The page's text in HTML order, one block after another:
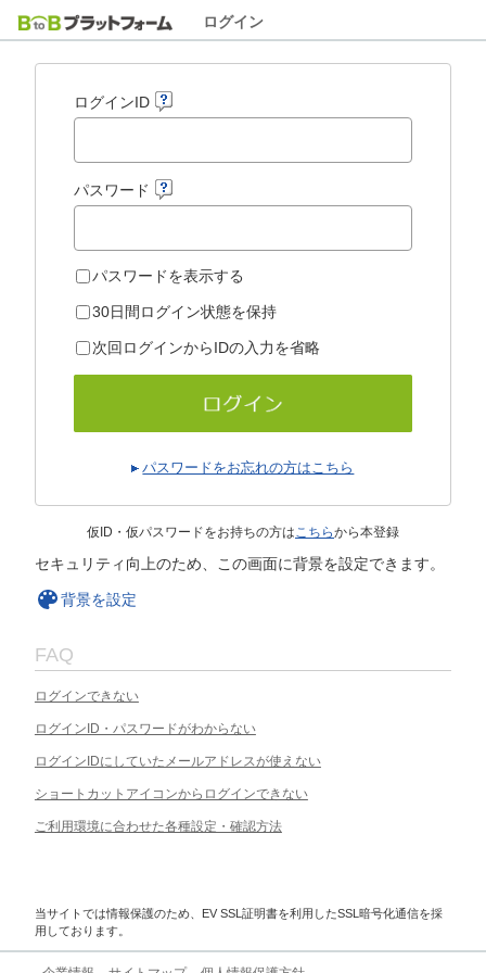
ログイン
ログインID
パスワード
パスワードを表示する
30日間ログイン状態を保持
次回ログインからIDの入力を省略
パスワードをお忘れの方はこちら
仮ID・仮パスワードをお持ちの方はこちらから本登録
セキュリティ向上のため、この画面に背景を設定できます。
背景を設定
FAQ
ログインできない
ログインID・パスワードがわからない
ログインIDにしていたメールアドレスが使えない
ショートカットアイコンからログインできない
ご利用環境に合わせた各種設定・確認方法
当サイトでは情報保護のため、EV SSL証明書を利用したSSL暗号化通信を採
用しております。